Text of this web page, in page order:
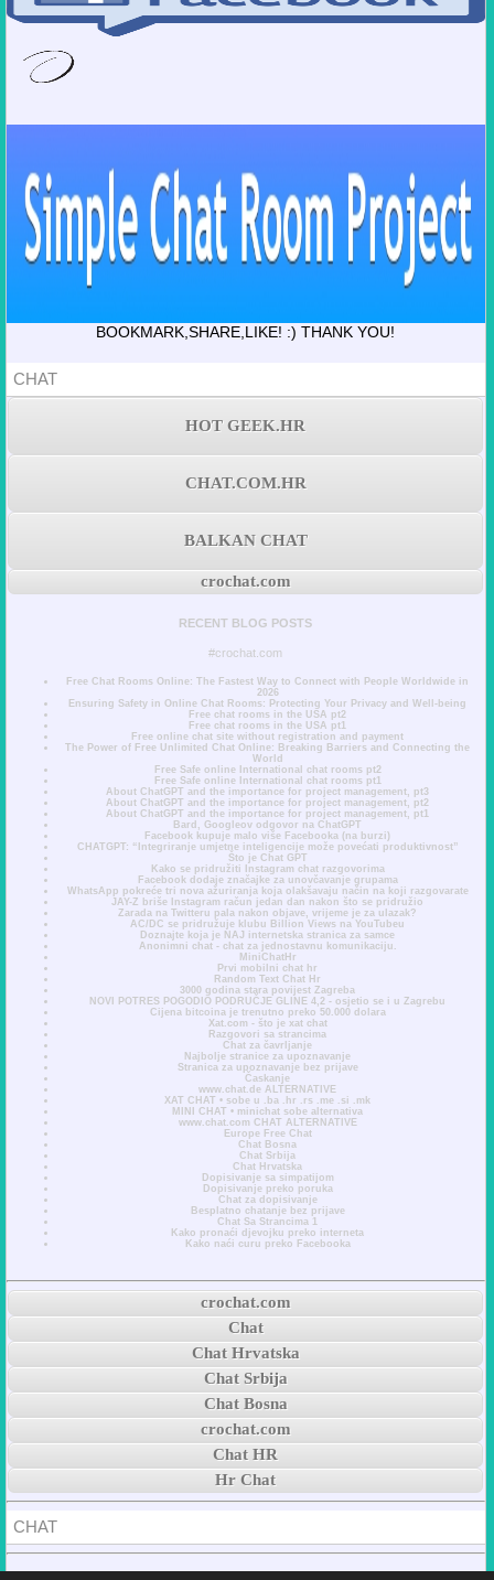
BOOKMARK,SHARE,LIKE! :) THANK YOU!
CHAT
HOT GEEK.HR
CHAT.COM.HR
BALKAN CHAT
crochat.com
RECENT BLOG POSTS
#crochat.com
Free Chat Rooms Online: The Fastest Way to Connect with People Worldwide in
2026
Ensuring Safety in Online Chat Rooms: Protecting Your Privacy and Well-being
Free chat rooms in the USA pt2
Free chat rooms in the USA pt1
Free online chat site without registration and payment
The Power of Free Unlimited Chat Online: Breaking Barriers and Connecting the
World
Free Safe online International chat rooms pt2
Free Safe online International chat rooms pt1
About ChatGPT and the importance for project management, pt3
About ChatGPT and the importance for project management, pt2
About ChatGPT and the importance for project management, pt1
Bard, Googleov odgovor na ChatGPT
Facebook kupuje malo više Facebooka (na burzi)
CHATGPT: “Integriranje umjetne inteligencije može povećati produktivnost”
Što je Chat GPT
Kako se pridružiti Instagram chat razgovorima
Facebook dodaje značajke za unovčavanje grupama
WhatsApp pokreće tri nova ažuriranja koja olakšavaju način na koji razgovarate
JAY-Z briše Instagram račun jedan dan nakon što se pridružio
Zarada na Twitteru pala nakon objave, vrijeme je za ulazak?
AC/DC se pridružuje klubu Billion Views na YouTubeu
Doznajte koja je NAJ internetska stranica za samce
Anonimni chat - chat za jednostavnu komunikaciju.
MiniChatHr
Prvi mobilni chat hr
Random Text Chat Hr
3000 godina stara povijest Zagreba
NOVI POTRES POGODIO PODRUČJE GLINE 4,2 - osjetio se i u Zagrebu
Cijena bitcoina je trenutno preko 50.000 dolara
Xat.com - što je xat chat
Razgovori sa strancima
Chat za čavrljanje
Najbolje stranice za upoznavanje
Stranica za upoznavanje bez prijave
Časkanje
www.chat.de ALTERNATIVE
XAT CHAT • sobe u .ba .hr .rs .me .si .mk
MINI CHAT • minichat sobe alternativa
www.chat.com CHAT ALTERNATIVE
Europe Free Chat
Chat Bosna
Chat Srbija
Chat Hrvatska
Dopisivanje sa simpatijom
Dopisivanje preko poruka
Chat za dopisivanje
Besplatno chatanje bez prijave
Chat Sa Strancima 1
Kako pronaći djevojku preko interneta
Kako naći curu preko Facebooka
crochat.com
Chat
Chat Hrvatska
Chat Srbija
Chat Bosna
crochat.com
Chat HR
Hr Chat
CHAT